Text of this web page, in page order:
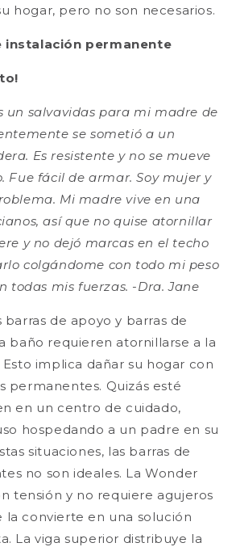
hogar, pero no son necesarios.
instalación permanente
un salvavidas para mi madre de
se sometió a un
Es resistente y no se mueve
Fue fácil de armar. Soy mujer y
Mi madre vive en una
así que no quise atornillar
y no dejó marcas en el techo
colgándome con todo mi peso
todas mis fuerzas. -Dra. Jane
barras de apoyo y barras de
baño requieren atornillarse a la
implica dañar su hogar con
permanentes. Quizás esté
en un centro de cuidado,
hospedando a un padre en su
situaciones, las barras de
no son ideales. La Wonder
tensión y no requiere agujeros
la convierte en una solución
La viga superior distribuye la